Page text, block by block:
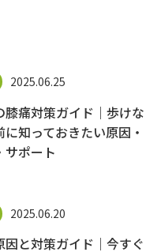
2025.06.25
膝痛対策ガイド｜歩けな
に知っておきたい原因・
サポート
2025.06.20
因と対策ガイド｜今すぐ